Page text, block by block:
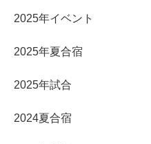
2025年イベント
2025年夏合宿
2025年試合
2024夏合宿